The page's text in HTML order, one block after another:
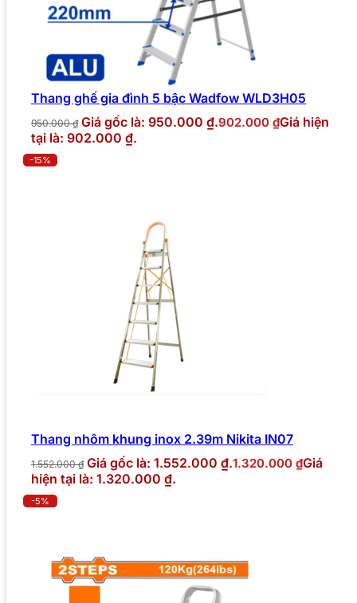
Thang ghế gia đình 5 bậc Wadfow WLD3H05
950.000₫ Giá gốc là: 950.000 ₫.902.000 ₫Giá hiện
tại là: 902.000 ₫.
-15%
Thang nhôm khung inox 2.39m Nikita IN07
1.552.000₫ Giá gốc là: 1.552.000 ₫.1.320.000 ₫Giá
hiện tại là: 1.320.000 ₫.
-5%